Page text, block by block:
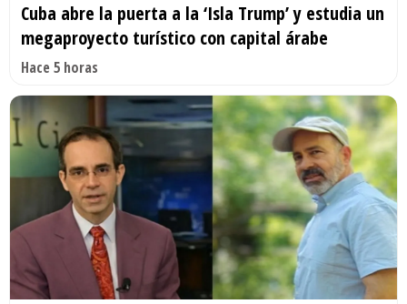
Cuba abre la puerta a la ‘Isla Trump’ y estudia un
megaproyecto turístico con capital árabe
Hace 5 horas